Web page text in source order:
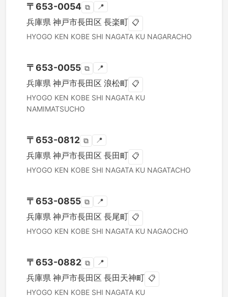
〒653-0054 ⧉ 📍
兵庫県 神戸市長田区 長楽町 📋
HYOGO KEN KOBE SHI NAGATA KU NAGARACHO
〒653-0055 ⧉ 📍
兵庫県 神戸市長田区 浪松町 📋
HYOGO KEN KOBE SHI NAGATA KU
NAMIMATSUCHO
〒653-0812 ⧉ 📍
兵庫県 神戸市長田区 長田町 📋
HYOGO KEN KOBE SHI NAGATA KU NAGATACHO
〒653-0855 ⧉ 📍
兵庫県 神戸市長田区 長尾町 📋
HYOGO KEN KOBE SHI NAGATA KU NAGAOCHO
〒653-0882 ⧉ 📍
兵庫県 神戸市長田区 長田天神町 📋
HYOGO KEN KOBE SHI NAGATA KU